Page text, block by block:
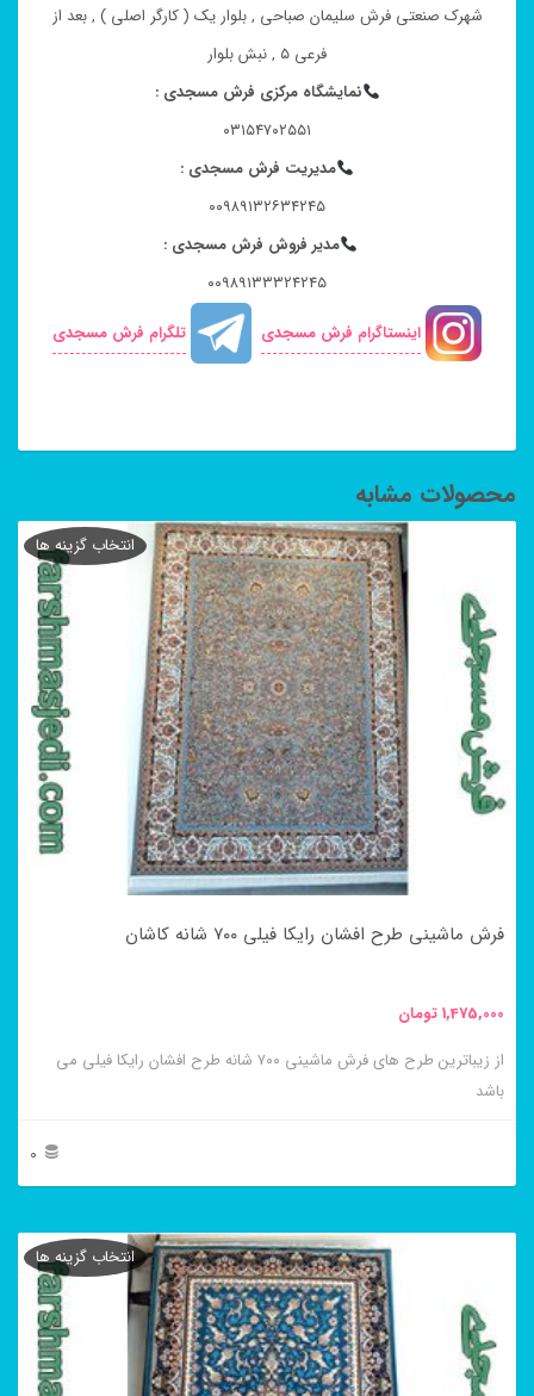
شهرک صنعتی فرش سلیمان صباحی , بلوار یک ( کارگر اصلی ) , بعد از
فرعی ۵ , نبش بلوار
نمایشگاه مرکزی فرش مسجدی :
۰۳۱۵۴۷۰۲۵۵۱
مدیریت فرش مسجدی :
۰۰۹۸۹۱۳۲۶۳۴۲۴۵
مدیر فروش فرش مسجدی :
۰۰۹۸۹۱۳۳۳۲۴۲۴۵
اینستاگرام فرش مسجدی
تلگرام فرش مسجدی
محصولات مشابه
فرش ماشینی طرح افشان رایکا فیلی ۷۰۰ شانه کاشان
1,475,000تومان
از زیباترین طرح های فرش ماشینی ۷۰۰ شانه طرح افشان رایکا فیلی می
باشد
0
انتخاب گزینه ها
محصول
مختلفی
انتخاب گزینه ها